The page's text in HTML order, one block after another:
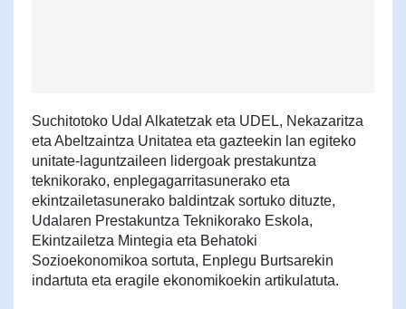
Suchitotoko Udal Alkatetzak eta UDEL, Nekazaritza
eta Abeltzaintza Unitatea eta gazteekin lan egiteko
unitate-laguntzaileen lidergoak prestakuntza
teknikorako, enplegagarritasunerako eta
ekintzailetasunerako baldintzak sortuko dituzte,
Udalaren Prestakuntza Teknikorako Eskola,
Ekintzailetza Mintegia eta Behatoki
Sozioekonomikoa sortuta, Enplegu Burtsarekin
indartuta eta eragile ekonomikoekin artikulatuta.